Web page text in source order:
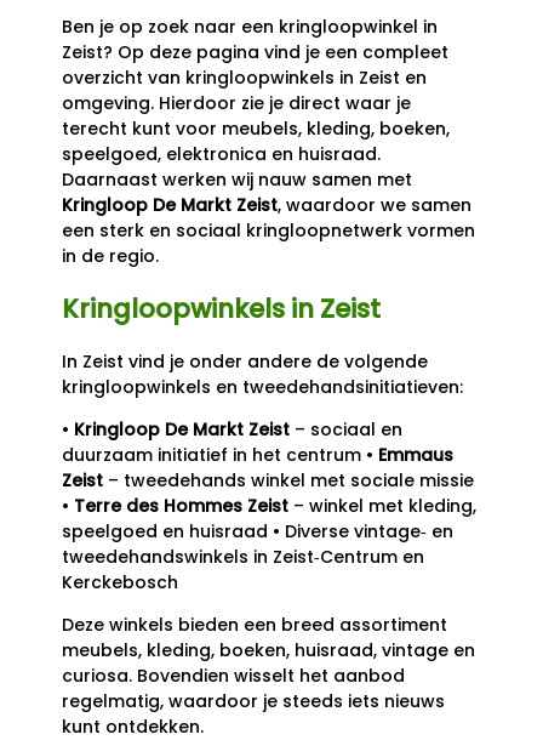
Ben je op zoek naar een kringloopwinkel in
Zeist? Op deze pagina vind je een compleet
overzicht van kringloopwinkels in Zeist en
omgeving. Hierdoor zie je direct waar je
terecht kunt voor meubels, kleding, boeken,
speelgoed, elektronica en huisraad.
Daarnaast werken wij nauw samen met
Kringloop De Markt Zeist, waardoor we samen
een sterk en sociaal kringloopnetwerk vormen
in de regio.
Kringloopwinkels in Zeist
In Zeist vind je onder andere de volgende
kringloopwinkels en tweedehandsinitiatieven:
• Kringloop De Markt Zeist – sociaal en
duurzaam initiatief in het centrum • Emmaus
Zeist – tweedehands winkel met sociale missie
• Terre des Hommes Zeist – winkel met kleding,
speelgoed en huisraad • Diverse vintage‑ en
tweedehandswinkels in Zeist‑Centrum en
Kerckebosch
Deze winkels bieden een breed assortiment
meubels, kleding, boeken, huisraad, vintage en
curiosa. Bovendien wisselt het aanbod
regelmatig, waardoor je steeds iets nieuws
kunt ontdekken.